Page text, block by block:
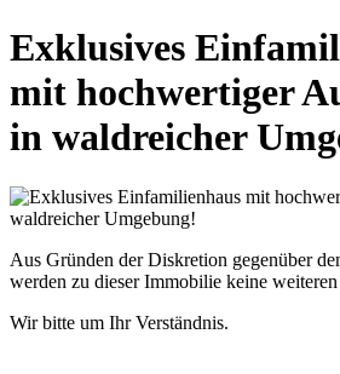
Exklusives
mit hochwertiger
in waldreicher
Aus Gründen der Diskretion gegenüber
werden zu dieser Immobilie keine
Wir bitte um Ihr Verständnis.